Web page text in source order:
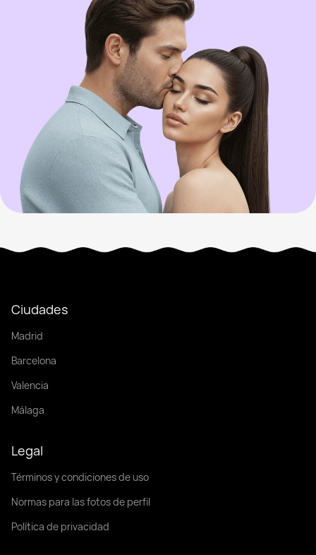
Ciudades
Madrid
Barcelona
Valencia
Málaga
Legal
Términos y condiciones de uso
Normas para las fotos de perfil
Política de privacidad